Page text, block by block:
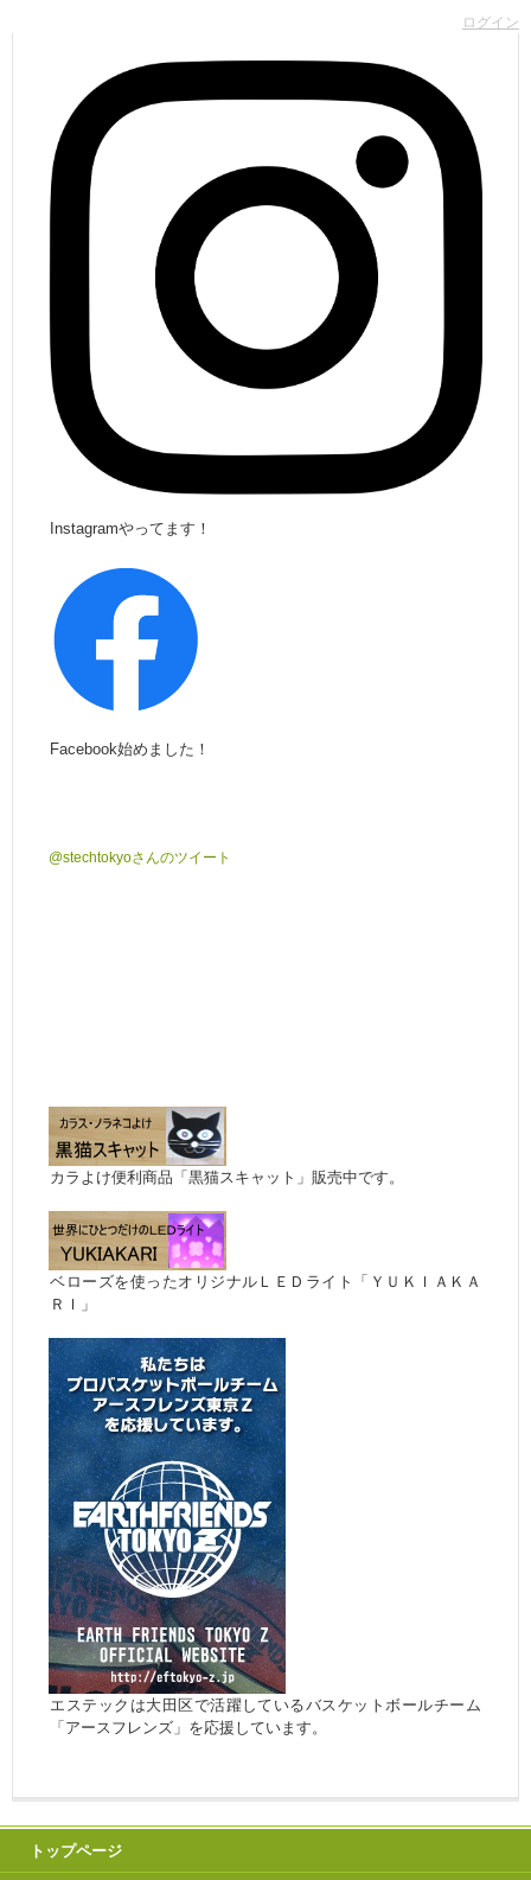
ログイン
Instagramやってます！
Facebook始めました！
@stechtokyoさんのツイート
カラよけ便利商品「黒猫スキャット」販売中です。
ベローズを使ったオリジナルＬＥＤライト「ＹＵＫＩＡＫＡ
ＲＩ」
エステックは大田区で活躍しているバスケットボールチーム
「アースフレンズ」を応援しています。
トップページ